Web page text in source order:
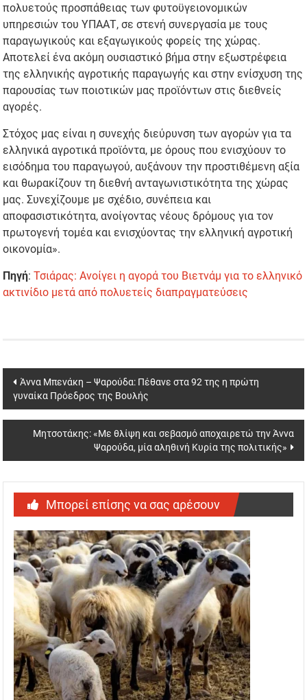
πολυετούς προσπάθειας των φυτοϋγειονομικών
υπηρεσιών του ΥΠΑΑΤ, σε στενή συνεργασία με τους
παραγωγικούς και εξαγωγικούς φορείς της χώρας.
Αποτελεί ένα ακόμη ουσιαστικό βήμα στην εξωστρέφεια
της ελληνικής αγροτικής παραγωγής και στην ενίσχυση της
παρουσίας των ποιοτικών μας προϊόντων στις διεθνείς
αγορές.
Στόχος μας είναι η συνεχής διεύρυνση των αγορών για τα
ελληνικά αγροτικά προϊόντα, με όρους που ενισχύουν το
εισόδημα του παραγωγού, αυξάνουν την προστιθέμενη αξία
και θωρακίζουν τη διεθνή ανταγωνιστικότητα της χώρας
μας. Συνεχίζουμε με σχέδιο, συνέπεια και
αποφασιστικότητα, ανοίγοντας νέους δρόμους για τον
πρωτογενή τομέα και ενισχύοντας την ελληνική αγροτική
οικονομία».
Πηγή:Τσιάρας: Ανοίγει η αγορά του Βιετνάμ για το ελληνικό
ακτινίδιο μετά από πολυετείς διαπραγματεύσεις
Post
navigation
Άννα Μπενάκη – Ψαρούδα: Πέθανε στα 92 της η πρώτη
γυναίκα Πρόεδρος της Βουλής
Μητσοτάκης: «Με θλίψη και σεβασμό αποχαιρετώ την Άννα
Ψαρούδα, μία αληθινή Κυρία της πολιτικής»
Μπορεί επίσης να σας αρέσουν